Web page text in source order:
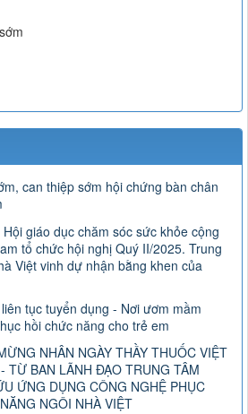
can thiệp sớm hội chứng bàn chân
giáo dục chăm sóc sức khỏe cộng
tổ chức hội nghị Quý II/2025. Trung
Việt vinh dự nhận bằng khen của
tục tuyển dụng - Nơi ươm mầm
hồi chức năng cho trẻ em
NHÂN NGÀY THẦY THUỐC VIỆT
TỪ BAN LÃNH ĐẠO TRUNG TÂM
ỨNG DỤNG CÔNG NGHỆ PHỤC
NGÔI NHÀ VIỆT